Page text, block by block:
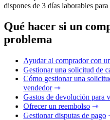
dispones de 3 días laborables
Qué hacer si un
problema
Ayudar al comprador con
Gestionar una solicitud de
Cómo gestionar una
vendedor ⇾
Gastos de devolución para
Ofrecer un reembolso ⇾
Gestionar disputas de pago